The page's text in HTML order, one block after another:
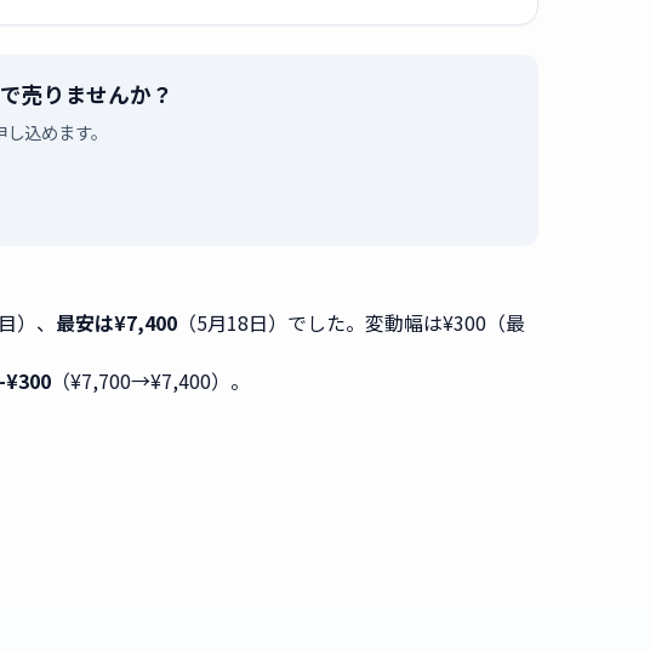
売りませんか？
込めます。
）、 最安は¥7,400 （5月18日）でした。変動幅は¥300（最
-¥300 （¥7,700→¥7,400）。